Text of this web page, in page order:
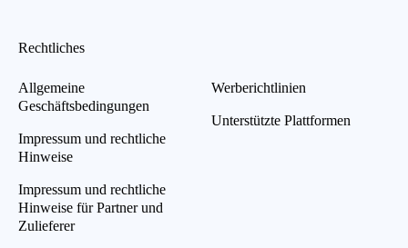
Rechtliches
Allgemeine
Geschäftsbedingungen
Impressum und rechtliche
Hinweise
Impressum und rechtliche
Hinweise für Partner und
Zulieferer
Werberichtlinien
Unterstützte Plattformen